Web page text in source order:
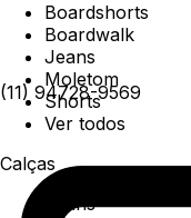
(11) 94728-9569
Boardshorts
Boardwalk
Jeans
Moletom
Shorts
Ver todos
Calças
Jeans